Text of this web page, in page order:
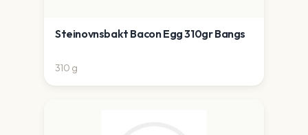
Steinovnsbakt Bacon Egg 310gr Bangs
310 g